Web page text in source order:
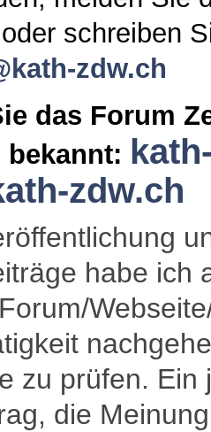
schreiben
zdw.ch
das Forum
bekannt:
zdw.ch
habe ich
zu prüfen.
die